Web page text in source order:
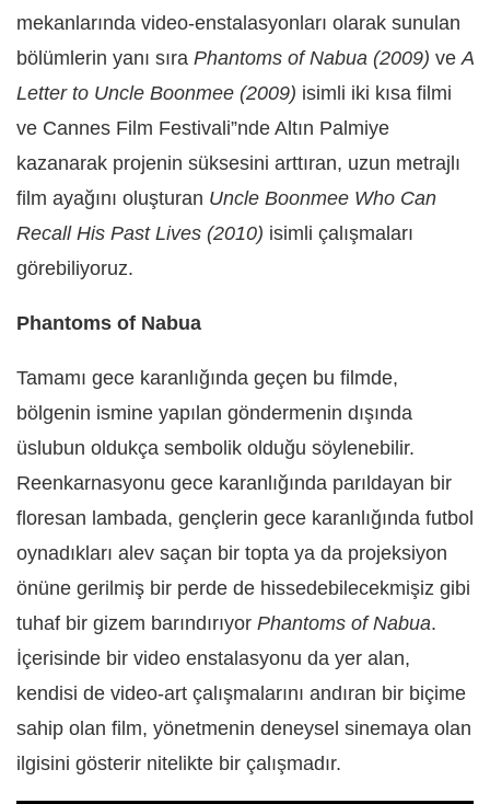
mekanlarında video-enstalasyonları olarak sunulan
bölümlerin yanı sıra Phantoms of Nabua (2009) ve A
Letter to Uncle Boonmee (2009) isimli iki kısa filmi
ve Cannes Film Festivali”nde Altın Palmiye
kazanarak projenin süksesini arttıran, uzun metrajlı
film ayağını oluşturan Uncle Boonmee Who Can
Recall His Past Lives (2010) isimli çalışmaları
görebiliyoruz.
Phantoms of Nabua
Tamamı gece karanlığında geçen bu filmde,
bölgenin ismine yapılan göndermenin dışında
üslubun oldukça sembolik olduğu söylenebilir.
Reenkarnasyonu gece karanlığında parıldayan bir
floresan lambada, gençlerin gece karanlığında futbol
oynadıkları alev saçan bir topta ya da projeksiyon
önüne gerilmiş bir perde de hissedebilecekmişiz gibi
tuhaf bir gizem barındırıyor Phantoms of Nabua.
İçerisinde bir video enstalasyonu da yer alan,
kendisi de video-art çalışmalarını andıran bir biçime
sahip olan film, yönetmenin deneysel sinemaya olan
ilgisini gösterir nitelikte bir çalışmadır.